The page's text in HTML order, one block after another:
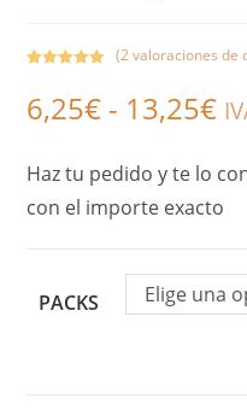
5.00de 5 en
base a
s de
(2valoraciones de
6,25€ - 13,25€
Haz tu pedido y te lo
con el importe exacto
PACKS Elige una